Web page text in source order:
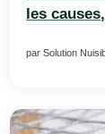
les
par Solution